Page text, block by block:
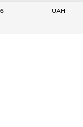
UAH